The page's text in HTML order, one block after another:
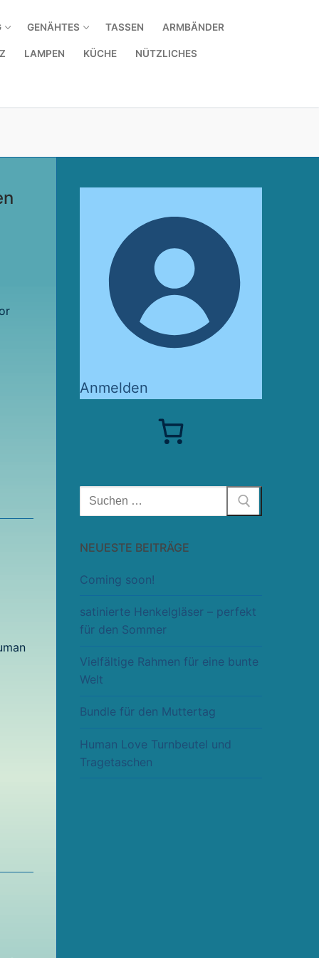
GENÄHTES TASSEN ARMBÄNDER
LAMPEN KÜCHE NÜTZLICHES
Anmelden
Suchen
nach:
NEUESTE BEITRÄGE
Coming soon!
satinierte Henkelgläser – perfekt
für den Sommer
Vielfältige Rahmen für eine bunte
Welt
Bundle für den Muttertag
Human Love Turnbeutel und
Tragetaschen